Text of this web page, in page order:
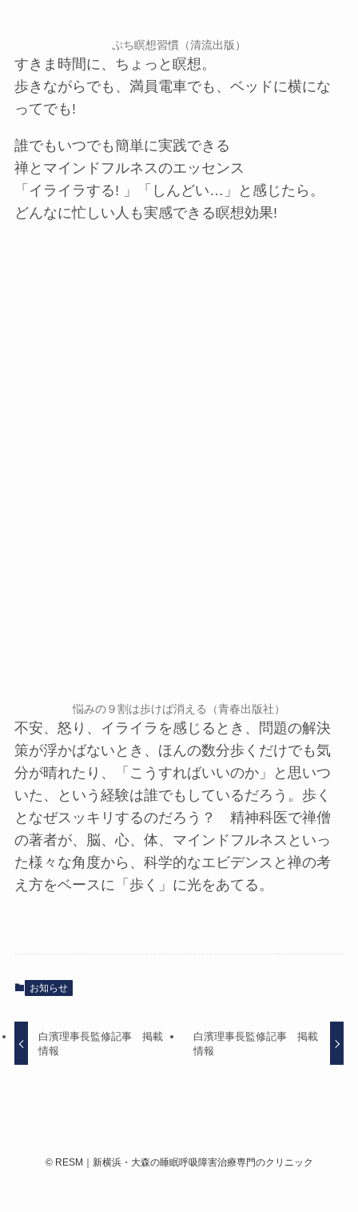
ぷち瞑想習慣（清流出版）
すきま時間に、ちょっと瞑想。
歩きながらでも、満員電車でも、ベッドに横にな
ってでも!
誰でもいつでも簡単に実践できる
禅とマインドフルネスのエッセンス
「イライラする! 」「しんどい…」と感じたら。
どんなに忙しい人も実感できる瞑想効果!
悩みの９割は歩けば消える（青春出版社）
不安、怒り、イライラを感じるとき、問題の解決
策が浮かばないとき、ほんの数分歩くだけでも気
分が晴れたり、「こうすればいいのか」と思いつ
いた、という経験は誰でもしているだろう。歩く
となぜスッキリするのだろう？ 精神科医で禅僧
の著者が、脳、心、体、マインドフルネスといっ
た様々な角度から、科学的なエビデンスと禅の考
え方をベースに「歩く」に光をあてる。
お知らせ
白濱理事長監修記事 掲載
情報
白濱理事長監修記事 掲載
情報
©RESM｜新横浜・大森の睡眠呼吸障害治療専門のクリニック